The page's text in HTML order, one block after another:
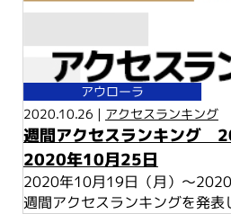
アウローラ
2020.10.26 | アクセスランキング
週間アクセスランキング
2020年10月25日
2020年10月19日（月）～
週間アクセスランキングを発表